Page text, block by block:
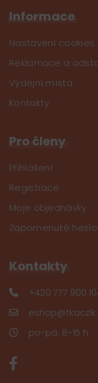
Informace
Nastavení cookies
Reklamace a
Výdejní místa
Kontakty
Pro členy
Přihlášení
Registrace
Moje objednávky
Zapomenuté heslo
Kontakty
+420 777 900
po-pá: 8-15 h.